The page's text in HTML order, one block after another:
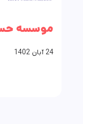
موسسه
24 آبان 1402